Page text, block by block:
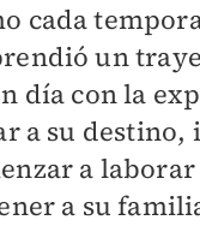
cada
un
día con la
a su destino,
a
a su